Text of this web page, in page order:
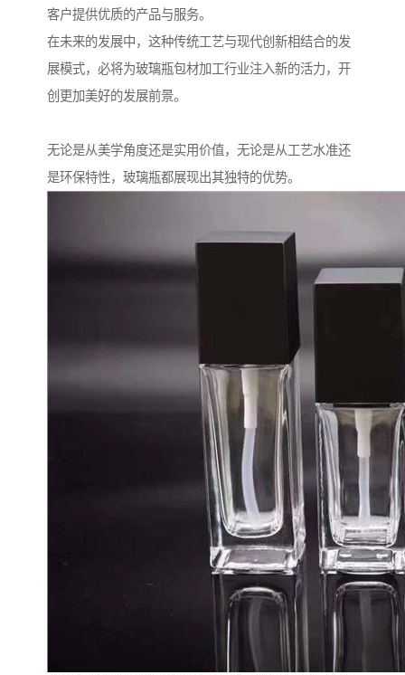
客户提供优质的产品与服务。
在未来的发展中，这种传统工艺与现代创新相结合的发
展模式，必将为玻璃瓶包材加工行业注入新的活力，开
创更加美好的发展前景。
无论是从美学角度还是实用价值，无论是从工艺水准还
是环保特性，玻璃瓶都展现出其独特的优势。